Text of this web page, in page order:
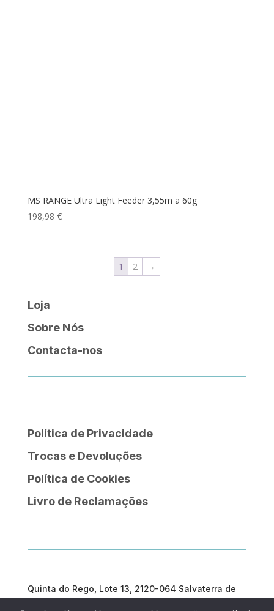
MS RANGE Ultra Light Feeder 3,55m a 60g
198,98 €
1 2 →
Loja
Sobre Nós
Contacta-nos
Política de Privacidade
Trocas e Devoluções
Política de Cookies
Livro de Reclamações
Quinta do Rego, Lote 13, 2120-064 Salvaterra de